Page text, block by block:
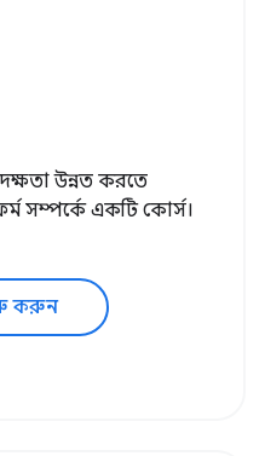
উন্নত করতে
সম্পর্কে একটি কোর্স।
করুন